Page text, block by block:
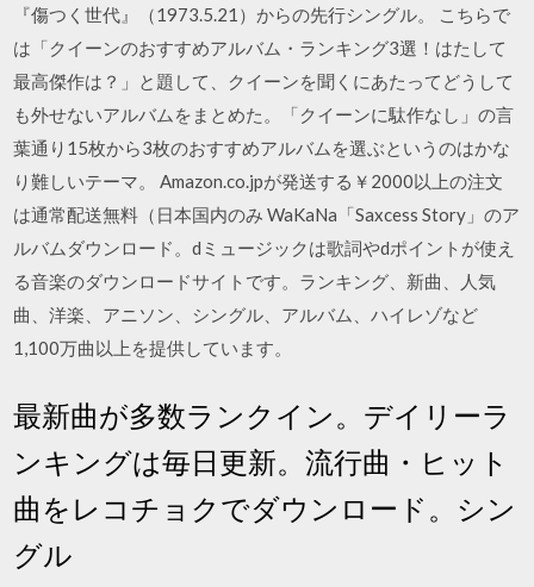
『傷つく世代』（1973.5.21）からの先行シングル。 こちらで
は「クイーンのおすすめアルバム・ランキング3選！はたして
最高傑作は？」と題して、クイーンを聞くにあたってどうして
も外せないアルバムをまとめた。「クイーンに駄作なし」の言
葉通り15枚から3枚のおすすめアルバムを選ぶというのはかな
り難しいテーマ。 Amazon.co.jpが発送する￥2000以上の注文
は通常配送無料（日本国内のみ WaKaNa「Saxcess Story」のア
ルバムダウンロード。dミュージックは歌詞やdポイントが使え
る音楽のダウンロードサイトです。ランキング、新曲、人気
曲、洋楽、アニソン、シングル、アルバム、ハイレゾなど
1,100万曲以上を提供しています。
最新曲が多数ランクイン。デイリーラ
ンキングは毎日更新。流行曲・ヒット
曲をレコチョクでダウンロード。シン
グル